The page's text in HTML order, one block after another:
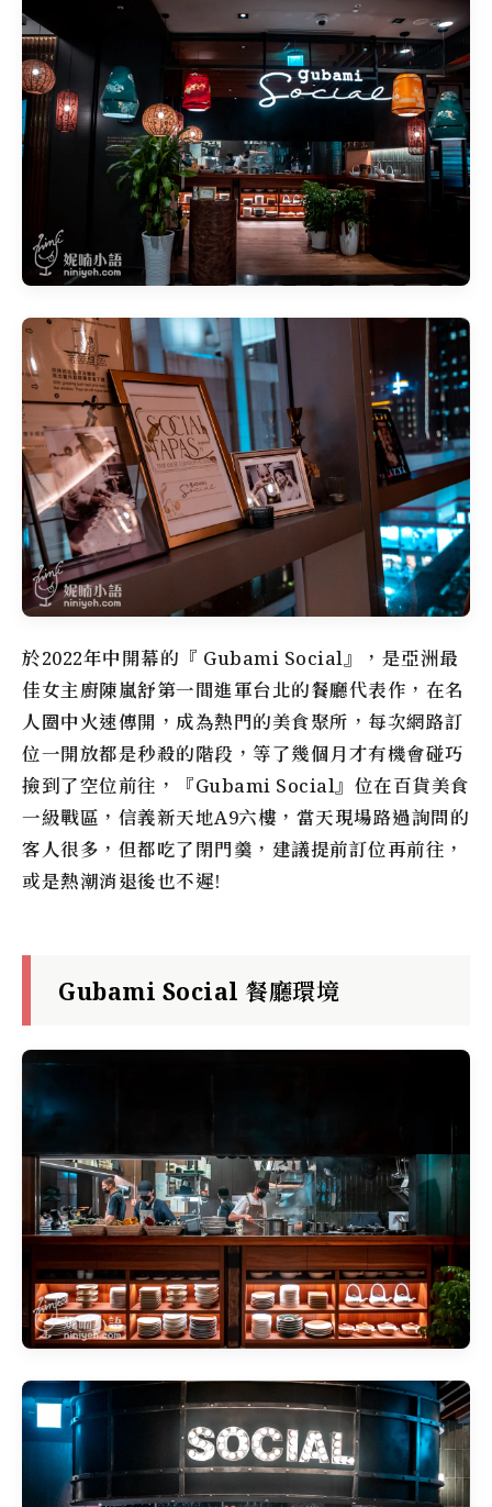
於2022年中開幕的『 Gubami Social』，是亞洲最
佳女主廚陳嵐舒第一間進軍台北的餐廳代表作，在名
人圈中火速傳開，成為熱門的美食聚所，每次網路訂
位一開放都是秒殺的階段，等了幾個月才有機會碰巧
撿到了空位前往，『Gubami Social』位在百貨美食
一級戰區，信義新天地A9六樓，當天現場路過詢問的
客人很多，但都吃了閉門羹，建議提前訂位再前往，
或是熱潮消退後也不遲!
Gubami Social 餐廳環境